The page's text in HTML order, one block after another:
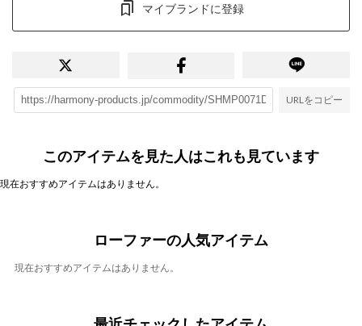
マイブランドに登録
URLをコピー
このアイテムを見た人はこれも見ています
現在おすすめアイテムはありません。
ローファーの人気アイテム
現在おすすめアイテムはありません。